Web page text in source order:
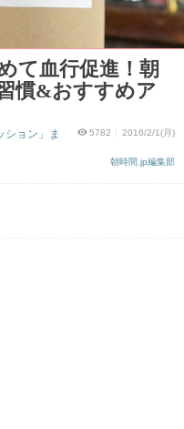
て血行促進！朝
慣&おすすめア
5782 2016/2/1(月)
朝時間.jp編集部
ション」ま